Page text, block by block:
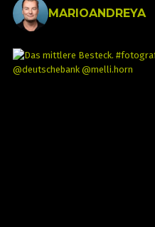
MARIOANDREYA